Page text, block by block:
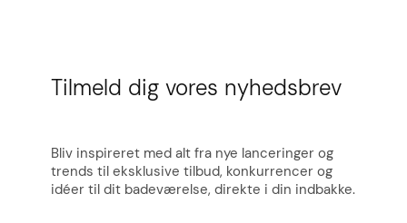
Tilmeld dig vores nyhedsbrev
Bliv inspireret med alt fra nye lanceringer og
trends til eksklusive tilbud, konkurrencer og
idéer til dit badeværelse, direkte i din indbakke.